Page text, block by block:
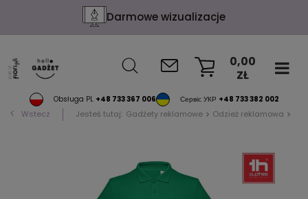
Darmowe wizualizacje
Obsługa PL +48 733 367 006 Сервіс УКР +48 733 382 002
0,00
ZŁ
Wstecz Jesteś tutaj: Gadżety reklamowe Odzież reklamowa